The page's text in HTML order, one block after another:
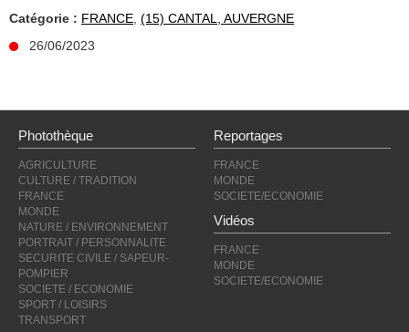
Catégorie : FRANCE, (15) CANTAL, AUVERGNE
26/06/2023
Photothèque
AGRICULTURE
CULTURE / TRADITION
FRANCE
MONDE
NATURE / ENVIRONNEMENT
PORTRAIT / PERSONNALITE
SECURITE CIVILE / SAPEUR-
POMPIER
SOCIETE / ECONOMIE
SPORT / LOISIRS
TRANSPORT
Reportages
FRANCE
MONDE
SOCIETE/ECONOMIE
Vidéos
FRANCE
MONDE
SOCIETE/ECONOMIE